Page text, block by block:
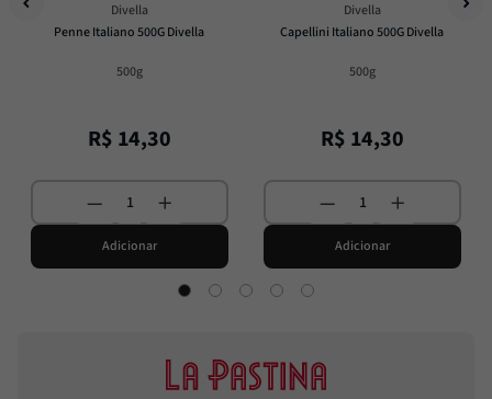
Divella
Penne Italiano 500G Divella
500g
R$ 14,30
Adicionar
Divella
Capellini Italiano 500G Divella
500g
R$ 14,30
Adicionar